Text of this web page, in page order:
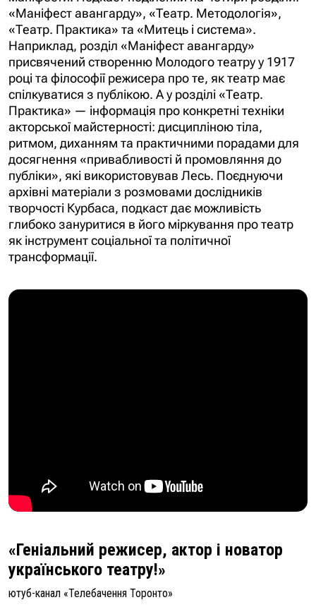
«Маніфест авангарду», «Театр. Методологія»,
«Театр. Практика» та «Митець і система».
Наприклад, розділ «Маніфест авангарду»
присвячений створенню Молодого театру у 1917
році та філософії режисера про те, як театр має
спілкуватися з публікою. А у розділі «Театр.
Практика» — інформація про конкретні техніки
акторської майстерності: дисципліною тіла,
ритмом, диханням та практичними порадами для
досягнення «привабливості й промовляння до
публіки», які використовував Лесь. Поєднуючи
архівні матеріали з розмовами дослідників
творчості Курбаса, подкаст дає можливість
глибоко зануритися в його міркування про театр
як інструмент соціальної та політичної
трансформації.
«Геніальний режисер, актор і новатор
українського театру!»
ютуб-канал «Телебачення Торонто»